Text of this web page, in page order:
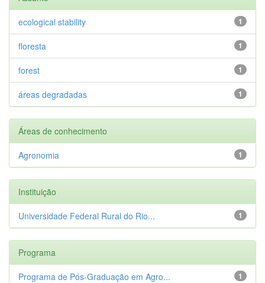
1
ecological stability
1
floresta
1
forest
1
áreas degradadas
Áreas de conhecimento
1
Agronomia
Instituição
1
Universidade Federal Rural do Rio...
Programa
1
Programa de Pós-Graduação em Agro...